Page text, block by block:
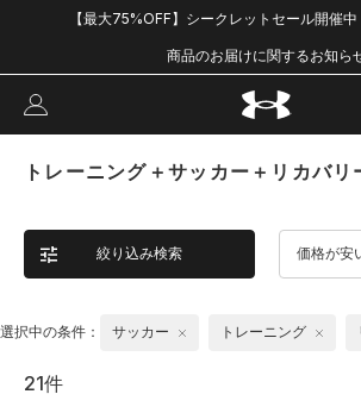
【最大75%OFF】シークレットセール開催
商品のお届けに関するお知ら
トレーニング＋サッカー＋リカバリ
絞り込み検索 価格が安
選択中の条件： サッカー トレーニング
21件